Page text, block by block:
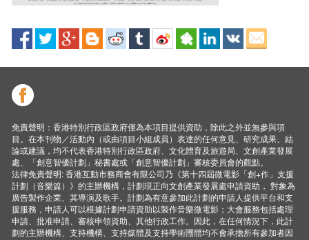
免責聲明：香港特別行政區政府僅為本項目提供資助，除此之外並無參與項
目。在本刊物／活動內（或由項目小組成員）表達的任何意見、研究成果、結
論或建議，均不代表香港特別行政區政府、文化體育及旅遊局、文創產業發展
處、「創意智優計劃」秘書處或「創意智優計劃」審核委員會的觀點。
法律免責聲明: 香港互動市務商會有限公司乃《第十四屆微電影「創+作」支援
計劃（音樂篇）》的主辦機構，計劃現正向文創產業發展處申請資助， 對象為
廣告製作企業、其導演及歌手。計劃為有意參加此計劃的申請人提供平台和支
援服務，申請人可以根據計劃申請資助以製作音樂微電影；大會服務包括處理
申請、批准申請、審核申領資助、其他行政工作。因此，在任何情況下，此計
劃的主辦機構、支持機構、支持媒體及支持學術圑體均不會承擔所有參加者因